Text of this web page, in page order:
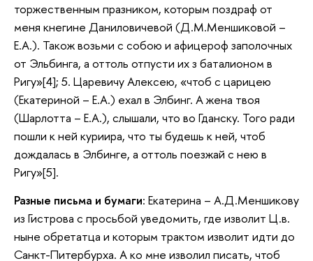
торжественным празником, которым поздраф от
меня кнегине Даниловичевой (Д.М.Меншиковой –
Е.А.). Також возьми с собою и афицероф заполочных
от Эльбинга, а оттоль отпусти их з баталионом в
Ригу»[4]; 5. Царевичу Алексею, «чтоб с царицею
(Екатериной – Е.А.) ехал в Элбинг. А жена твоя
(Шарлотта – Е.А.), слышали, что во Гданску. Того ради
пошли к ней куриира, что ты будешь к ней, чтоб
дождалась в Элбинге, а оттоль поезжай с нею в
Ригу»[5].
Разные письма и бумаги: Екатерина – А.Д.Меншикову
из Гистрова с просьбой уведомить, где изволит Ц.в.
ныне обретатца и которым трактом изволит идти до
Санкт-Питербурха. А ко мне изволил писать, чтоб